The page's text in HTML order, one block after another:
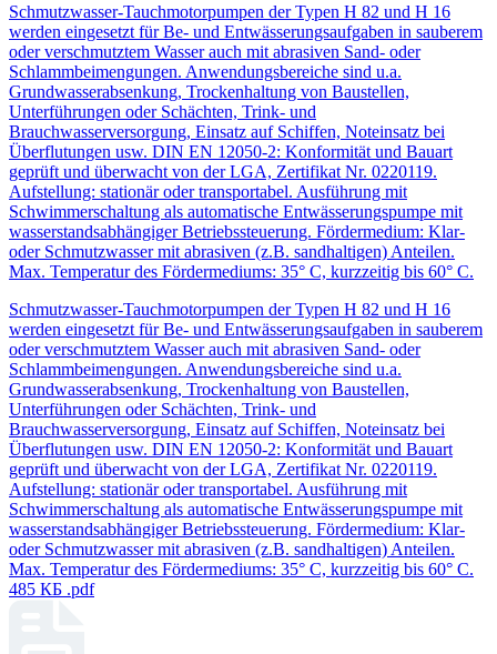
Schmutzwasser-Tauchmotorpumpen der Typen H 82 und H 16
werden eingesetzt für Be- und Entwässerungsaufgaben in sauberem
oder verschmutztem Wasser auch mit abrasiven Sand- oder
Schlammbeimengungen. Anwendungsbereiche sind u.a.
Grundwasserabsenkung, Trockenhaltung von Baustellen,
Unterführungen oder Schächten, Trink- und
Brauchwasserversorgung, Einsatz auf Schiffen, Noteinsatz bei
Überflutungen usw. DIN EN 12050-2: Konformität und Bauart
geprüft und überwacht von der LGA, Zertifikat Nr. 0220119.
Aufstellung: stationär oder transportabel. Ausführung mit
Schwimmerschaltung als automatische Entwässerungspumpe mit
wasserstandsabhängiger Betriebssteuerung. Fördermedium: Klar-
oder Schmutzwasser mit abrasiven (z.B. sandhaltigen) Anteilen.
Max. Temperatur des Fördermediums: 35° C, kurzzeitig bis 60° C.
Schmutzwasser-Tauchmotorpumpen der Typen H 82 und H 16
werden eingesetzt für Be- und Entwässerungsaufgaben in sauberem
oder verschmutztem Wasser auch mit abrasiven Sand- oder
Schlammbeimengungen. Anwendungsbereiche sind u.a.
Grundwasserabsenkung, Trockenhaltung von Baustellen,
Unterführungen oder Schächten, Trink- und
Brauchwasserversorgung, Einsatz auf Schiffen, Noteinsatz bei
Überflutungen usw. DIN EN 12050-2: Konformität und Bauart
geprüft und überwacht von der LGA, Zertifikat Nr. 0220119.
Aufstellung: stationär oder transportabel. Ausführung mit
Schwimmerschaltung als automatische Entwässerungspumpe mit
wasserstandsabhängiger Betriebssteuerung. Fördermedium: Klar-
oder Schmutzwasser mit abrasiven (z.B. sandhaltigen) Anteilen.
Max. Temperatur des Fördermediums: 35° C, kurzzeitig bis 60° C.
485 КБ .pdf